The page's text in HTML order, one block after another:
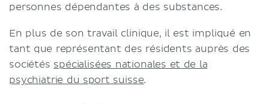
personnes dépendantes à des substances.
En plus de son travail clinique, il est impliqué en
tant que représentant des résidents auprès des
sociétés spécialisées nationales et de la
psychiatrie du sport suisse.